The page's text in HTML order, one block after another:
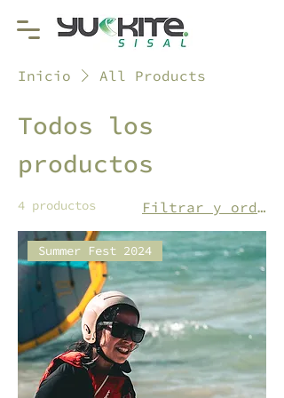
Inicio All Products
Todos los
productos
4 productos Filtrar y ordenar
Summer Fest 2024